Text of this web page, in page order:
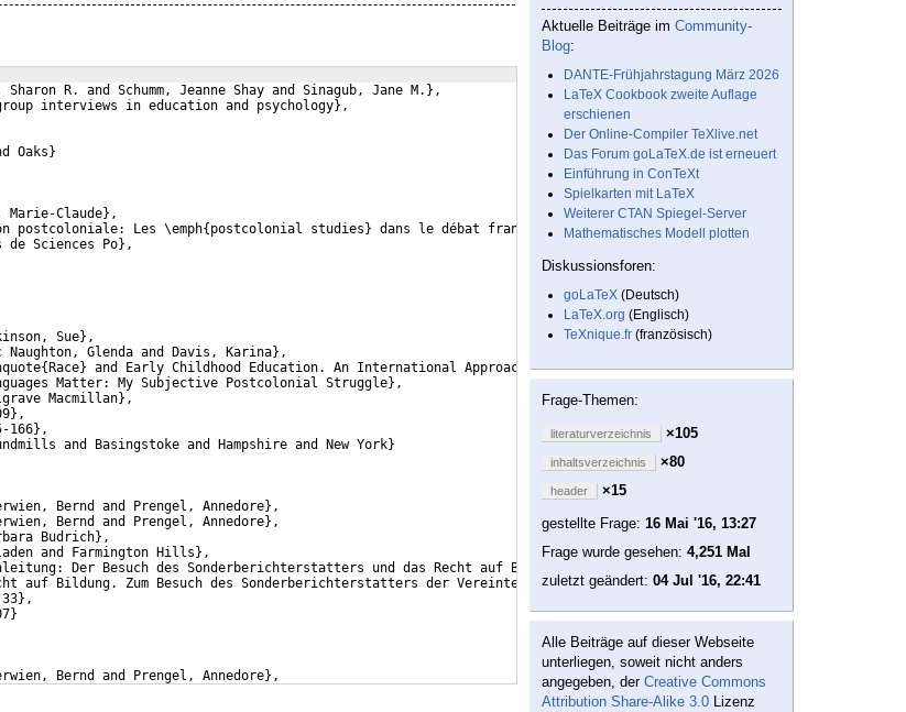
R. and Schumm, Jeanne Shay and Sinagub, Jane M.},
interviews in education and psychology},
Oaks}
Claude},
Les \emph{postcolonial studies} dans le débat français},
Sciences Po},
Sue},
Naughton, Glenda and Davis, Karina},
and Early Childhood Education. An International Approach to Identity, Politics, and Pedagogy},
Matter: My Subjective Postcolonial Struggle},
Macmillan},
166},
and Basingstoke and Hampshire and New York}
Bernd and Prengel, Annedore},
Bernd and Prengel, Annedore},
Budrich},
and Farmington Hills},
Der Besuch des Sonderberichterstatters und das Recht auf Bildung in der gesellschaftlichen Diskussion},
auf Bildung. Zum Besuch des Sonderberichterstatters der Vereinten Nationen in Deutschland},
Bernd and Prengel, Annedore},
Bernd and Prengel, Annedore},
Aktuelle Beiträge im Community-
Blog:
DANTE-Frühjahrstagung März 2026
LaTeX Cookbook zweite Auflage
erschienen
Der Online-Compiler TeXlive.net
Das Forum goLaTeX.de ist erneuert
Einführung in ConTeXt
Spielkarten mit LaTeX
Weiterer CTAN Spiegel-Server
Mathematisches Modell plotten
Diskussionsforen:
goLaTeX (Deutsch)
LaTeX.org (Englisch)
TeXnique.fr (französisch)
Frage-Themen:
literaturverzeichnis ×105
inhaltsverzeichnis ×80
header
×15
gestellte Frage: 16 Mai '16, 13:27
Frage wurde gesehen: 4,251 Mal
zuletzt geändert: 04 Jul '16, 22:41
Alle Beiträge auf dieser Webseite
unterliegen, soweit nicht anders
angegeben, der Creative Commons
Attribution Share-Alike 3.0 Lizenz